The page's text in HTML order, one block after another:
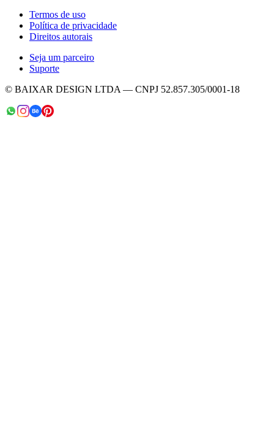
Termos de uso
Política de privacidade
Direitos autorais
Seja um parceiro
Suporte
© BAIXAR DESIGN LTDA — CNPJ 52.857.305/0001-18